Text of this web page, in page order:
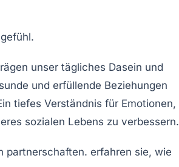
unser tägliches Dasein und
und erfüllende Beziehungen
tiefes Verständnis für Emotionen,
sozialen Lebens zu verbessern.